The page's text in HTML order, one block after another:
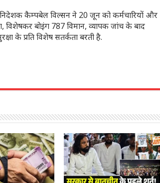
कैम्पबेल विल्सन ने 20 जून को कर्मचारियों और
विशेषकर बोइंग 787 विमान, व्यापक जांच के बाद
के प्रति विशेष सतर्कता बरती है.